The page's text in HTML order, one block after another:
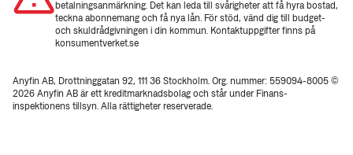
betalningsanmärkning. Det kan leda till svårigheter att få hyra bostad,
teckna abonnemang och få nya lån. För stöd, vänd dig till budget-
och skuldrådgivningen i din kommun. Kontaktuppgifter finns på
konsumentverket.se
Anyfin AB, Drottninggatan 92, 111 36 Stockholm. Org. nummer: 559094-8005 ©
2026 Anyfin AB är ett kreditmarknadsbolag och står under Finans­
inspektionens tillsyn. Alla rättigheter reserverade.